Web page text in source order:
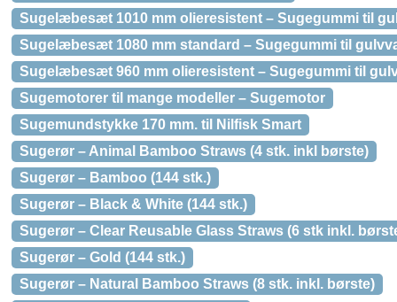
Sugelæbesæt 1010 mm olieresistent – Sugegummi til
Sugelæbesæt 1080 mm standard – Sugegummi til
Sugelæbesæt 960 mm olieresistent – Sugegummi til
Sugemotorer til mange modeller – Sugemotor
Sugemundstykke 170 mm. til Nilfisk Smart
Sugerør – Animal Bamboo Straws (4 stk. inkl børste)
Sugerør – Bamboo (144 stk.)
Sugerør – Black & White (144 stk.)
Sugerør – Clear Reusable Glass Straws (6 stk inkl.
Sugerør – Gold (144 stk.)
Sugerør – Natural Bamboo Straws (8 stk. inkl. børste)